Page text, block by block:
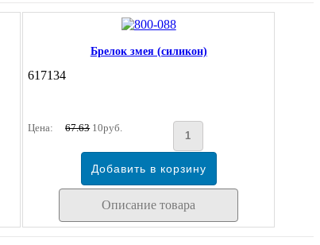
Брелок змея (силикон)
617134
Цена: 67.6310руб.
Описание товара